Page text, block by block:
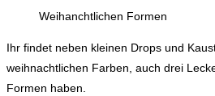
Weihanchtlichen Formen
Ihr findet neben kleinen Drops und
weihnachtlichen Farben, auch drei
Formen haben.